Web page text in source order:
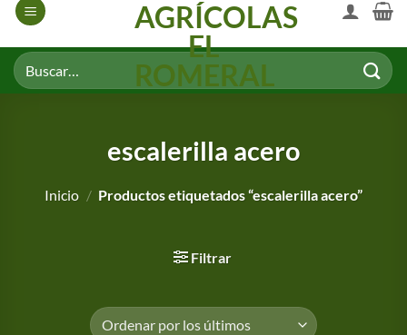
AGRÍCOLAS
EL
ROMERAL
Buscar
por:
escalerilla acero
Inicio / Productos etiquetados “escalerilla acero”
Filtrar